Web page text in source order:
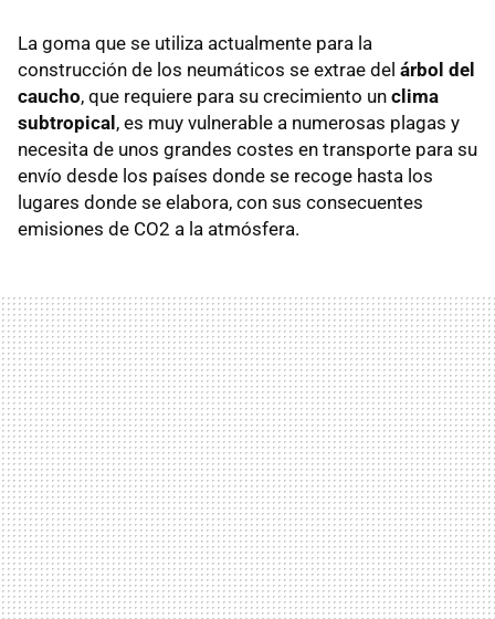
La goma que se utiliza actualmente para la
construcción de los neumáticos se extrae del árbol del
caucho, que requiere para su crecimiento un clima
subtropical, es muy vulnerable a numerosas plagas y
necesita de unos grandes costes en transporte para su
envío desde los países donde se recoge hasta los
lugares donde se elabora, con sus consecuentes
emisiones de CO2 a la atmósfera.